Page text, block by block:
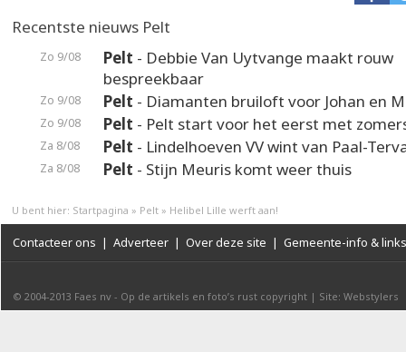
Recentste nieuws Pelt
Zo 9/08 Pelt - Debbie Van Uytvange maakt rouw
bespreekbaar
Zo 9/08 Pelt - Diamanten bruiloft voor Johan en
Zo 9/08 Pelt - Pelt start voor het eerst met
Za 8/08 Pelt - Lindelhoeven VV wint van Paal-
Za 8/08 Pelt - Stijn Meuris komt weer thuis
U bent hier: Startpagina » Pelt » Helibel Lille werft aan!
Contacteer ons | Adverteer | Over deze site | Gemeente-info & links
© 2004-2013 Faes nv - Op de artikels en foto’s rust copyright | Site: Webstylers